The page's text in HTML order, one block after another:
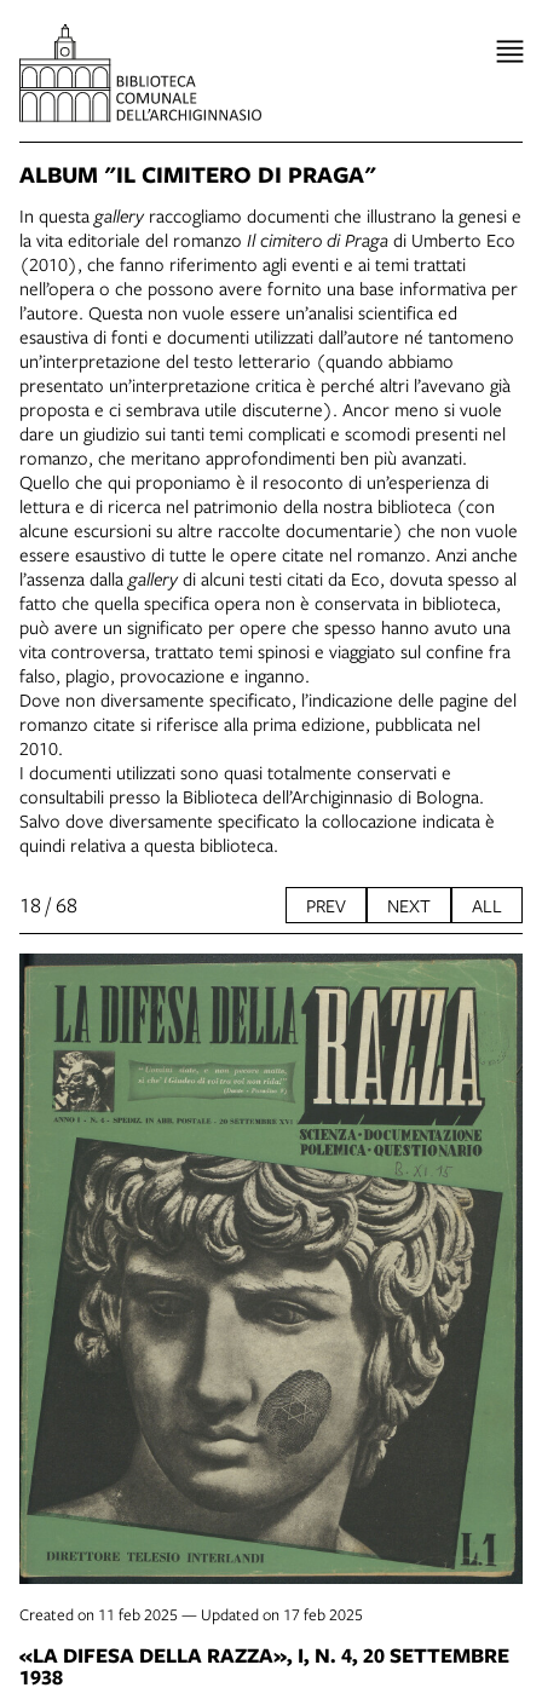
ALBUM "IL CIMITERO DI PRAGA"
In questa galleryraccogliamo documenti che illustrano la genesi e
la vita editoriale del romanzo Il cimitero di Praga di Umberto Eco
(2010), che fanno riferimento agli eventi e ai temi trattati
nell’opera o che possono avere fornito una base informativa per
l’autore. Questa non vuole essere un’analisi scientifica ed
esaustiva di fonti e documenti utilizzati dall’autore né tantomeno
un’interpretazione del testo letterario (quando abbiamo
presentato un’interpretazione critica è perché altri l’avevano già
proposta e ci sembrava utile discuterne). Ancor meno si vuole
dare un giudizio sui tanti temi complicati e scomodi presenti nel
romanzo, che meritano approfondimenti ben più avanzati.
Quello che qui proponiamo è il resoconto di un’esperienza di
lettura e di ricerca nel patrimonio della nostra biblioteca (con
alcune escursioni su altre raccolte documentarie) che non vuole
essere esaustivo di tutte le opere citate nel romanzo. Anzi anche
l’assenza dalla gallerydi alcuni testi citati da Eco, dovuta spesso al
fatto che quella specifica opera non è conservata in biblioteca,
può avere un significato per opere che spesso hanno avuto una
vita controversa, trattato temi spinosi e viaggiato sul confine fra
falso, plagio, provocazione e inganno.
Dove non diversamente specificato, l’indicazione delle pagine del
romanzo citate si riferisce alla prima edizione, pubblicata nel
2010.
I documenti utilizzati sono quasi totalmente conservati e
consultabili presso la Biblioteca dell’Archiginnasio di Bologna.
Salvo dove diversamente specificato la collocazione indicata è
quindi relativa a questa biblioteca.
18 / 68 PREV NEXT ALL
Created on 11 feb 2025 — Updated on 17 feb 2025
«LA DIFESA DELLA RAZZA», I, N. 4, 20 SETTEMBRE
1938